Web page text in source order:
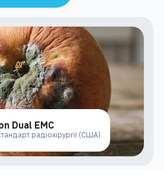
Dual EMC
радіохірургії (США)